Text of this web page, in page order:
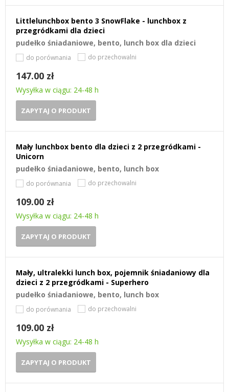
Littlelunchbox bento 3 SnowFlake - lunchbox z
przegródkami dla dzieci
pudełko śniadaniowe, bento, lunch box dla dzieci
do porównania do przechowalni
147.00 zł
Wysyłka w ciągu: 24-48 h
ZAPYTAJ O PRODUKT
Mały lunchbox bento dla dzieci z 2 przegródkami -
Unicorn
pudełko śniadaniowe, bento, lunch box
do porównania do przechowalni
109.00 zł
Wysyłka w ciągu: 24-48 h
ZAPYTAJ O PRODUKT
Mały, ultralekki lunch box, pojemnik śniadaniowy dla
dzieci z 2 przegródkami - Superhero
pudełko śniadaniowe, bento, lunch box
do porównania do przechowalni
109.00 zł
Wysyłka w ciągu: 24-48 h
ZAPYTAJ O PRODUKT